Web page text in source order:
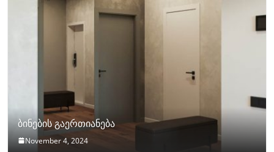
ბინების გაერთიანება
November 4, 2024